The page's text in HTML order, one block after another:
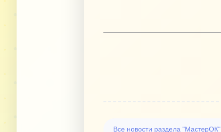
Все новости раздела "МастерОК"